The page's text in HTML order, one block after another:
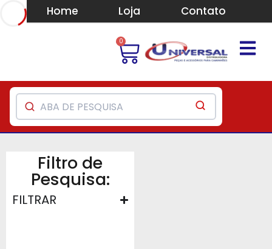
Home Loja Contato
0
Filtro de
Pesquisa:
FILTRAR